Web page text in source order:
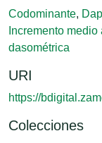
Codominante, Dap
Incremento medio
dasométrica
URI
https://
Colecciones